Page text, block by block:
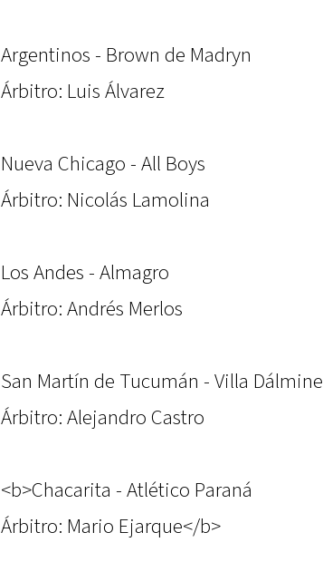
Argentinos - Brown de Madryn
Árbitro: Luis Álvarez
Nueva Chicago - All Boys
Árbitro: Nicolás Lamolina
Los Andes - Almagro
Árbitro: Andrés Merlos
San Martín de Tucumán - Villa Dálmine
Árbitro: Alejandro Castro
<b>Chacarita - Atlético Paraná
Árbitro: Mario Ejarque</b>